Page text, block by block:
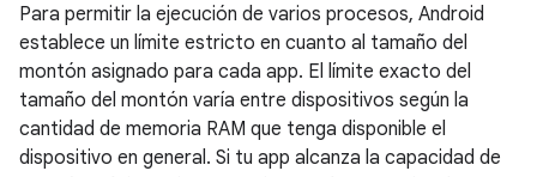
Para permitir la ejecución de varios procesos, Android
establece un límite estricto en cuanto al tamaño del
montón asignado para cada app. El límite exacto del
tamaño del montón varía entre dispositivos según la
cantidad de memoria RAM que tenga disponible el
dispositivo en general. Si tu app alcanza la capacidad de